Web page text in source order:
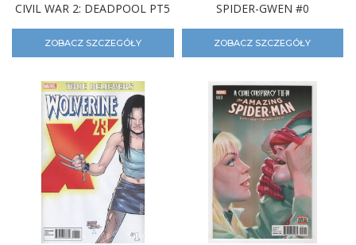
CIVIL WAR 2: DEADPOOL PT5
ZOBACZ SZCZEGÓŁY
SPIDER-GWEN #0
ZOBACZ SZCZEGÓŁY